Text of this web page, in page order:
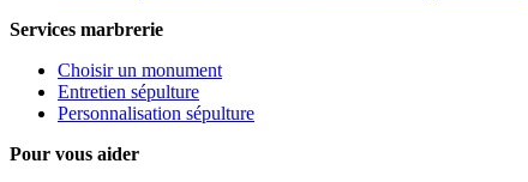
Services marbrerie
Choisir un monument
Entretien sépulture
Personnalisation sépulture
Pour vous aider